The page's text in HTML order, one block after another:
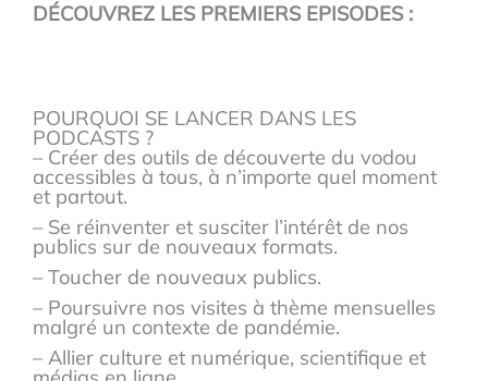
DÉCOUVREZ LES PREMIERS EPISODES :
POURQUOI SE LANCER DANS LES
PODCASTS ?
– Créer des outils de découverte du vodou
accessibles à tous, à n’importe quel moment
et partout.
– Se réinventer et susciter l’intérêt de nos
publics sur de nouveaux formats.
– Toucher de nouveaux publics.
– Poursuivre nos visites à thème mensuelles
malgré un contexte de pandémie.
– Allier culture et numérique, scientifique et